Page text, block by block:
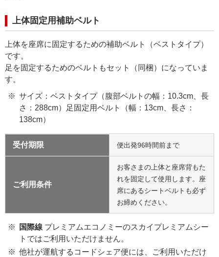
上体固定用補助ベルト
上体を座席に固定するための補助ベルト（ベストタイプ）
です。
足を固定するためのベルトもセット（同梱）になっていま
す。
サイズ：ベストタイプ（腹部ベルトの幅：10.3cm、長
さ：288cm）足固定用ベルト（幅：13cm、長さ：
138cm）
受付期限 便出発96時間前まで
ご利用条件
お客さまの上体と座席背もた
れを固定して使用します。座
席にあるシートベルトも必ず
お締めください。
国際線プレミアムエコノミーのスカイプレミアムシー
トではご利用いただけません。
他社が運航するコードシェア便には、ご利用いただけ